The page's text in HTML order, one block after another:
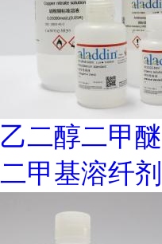
乙二醇二甲
二甲基溶纤